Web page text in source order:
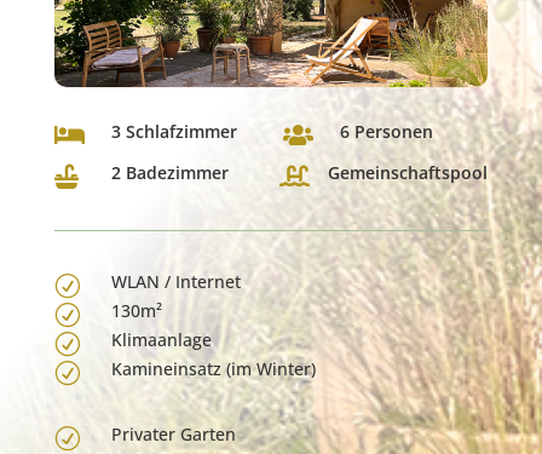
 3 Schlafzimmer  6 Personen
 2 Badezimmer  Gemeinschaftspool
R WLAN / Internet
R 130m²
R Klimaanlage
R Kamineinsatz (im Winter)
R Privater Garten